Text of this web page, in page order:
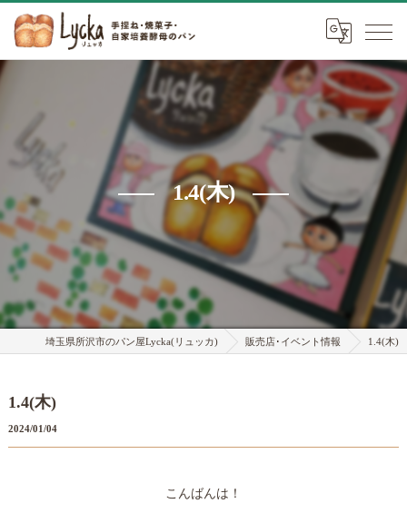
1.4(木)
埼玉県所沢市のパン屋Lycka(リュッカ) 販売店･イベント情報 1.4(木)
1.4(木)
2024/01/04
こんばんは！